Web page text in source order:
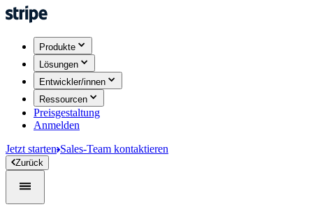
Produkte
Lösungen
Entwickler/innen
Ressourcen
Preisgestaltung
Anmelden
Jetzt starten Sales-Team kontaktieren
Zurück